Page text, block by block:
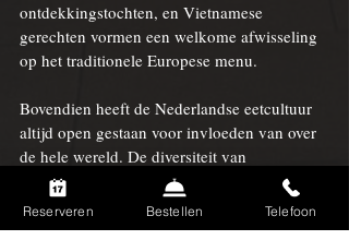
ontdekkingstochten, en Vietnamese
gerechten vormen een welkome afwisseling
op het traditionele Europese menu.
Bovendien heeft de Nederlandse eetcultuur
altijd open gestaan voor invloeden van over
de hele wereld. De diversiteit van
Nederlandse keukens weerspiegelt de
diverse samenstelling van de Nederlandse
samenleving zelf. Vietnamese restaurants
Reserveren Bestellen Telefoon